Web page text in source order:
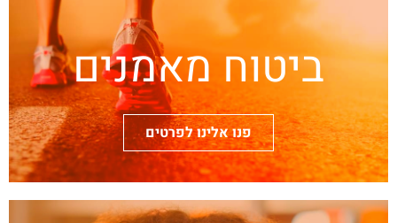
ביטוח מאמנים
פנו אלינו לפרטים